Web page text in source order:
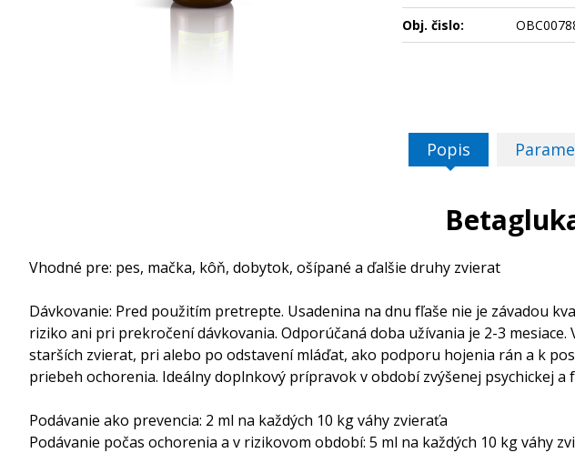
Obj. čislo:
Popis
Vhodné pre: pes, mačka, kôň, dobytok, ošípané a ďalšie druhy zvierat
Dávkovanie: Pred použitím pretrepte. Usadenina na dnu fľaše nie je závadou
riziko ani pri prekročení dávkovania. Odporúčaná doba užívania je 2-3
starších zvierat, pri alebo po odstavení mláďat, ako podporu hojenia rán a k
priebeh ochorenia. Ideálny doplnkový prípravok v období zvýšenej psychickej a
Podávanie ako prevencia: 2 ml na každých 10 kg váhy zvieraťa
Podávanie počas ochorenia a v rizikovom období: 5 ml na každých 10 kg váhy